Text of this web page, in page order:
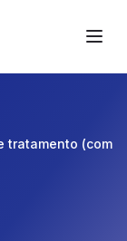
tratamento (com